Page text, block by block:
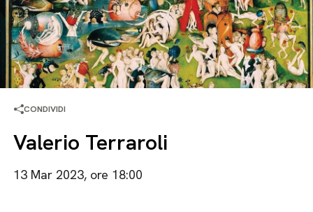
CONDIVIDI
Valerio Terraroli
13 Mar 2023, ore 18:00